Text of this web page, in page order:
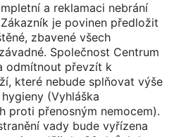
a reklamaci nebrání
je povinen předložit
zbavené všech
Společnost Centrum
odmítnout převzít k
které nebude splňovat výše
(Vyhláška
proti přenosným nemocem).
vady bude vyřízena